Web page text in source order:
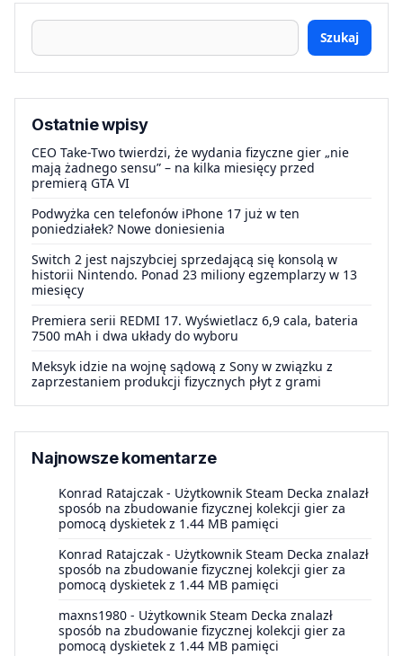
Szukaj
Ostatnie wpisy
CEO Take-Two twierdzi, że wydania fizyczne gier „nie
mają żadnego sensu” – na kilka miesięcy przed
premierą GTA VI
Podwyżka cen telefonów iPhone 17 już w ten
poniedziałek? Nowe doniesienia
Switch 2 jest najszybciej sprzedającą się konsolą w
historii Nintendo. Ponad 23 miliony egzemplarzy w 13
miesięcy
Premiera serii REDMI 17. Wyświetlacz 6,9 cala, bateria
7500 mAh i dwa układy do wyboru
Meksyk idzie na wojnę sądową z Sony w związku z
zaprzestaniem produkcji fizycznych płyt z grami
Najnowsze komentarze
Konrad Ratajczak - Użytkownik Steam Decka znalazł
sposób na zbudowanie fizycznej kolekcji gier za
pomocą dyskietek z 1.44 MB pamięci
Konrad Ratajczak - Użytkownik Steam Decka znalazł
sposób na zbudowanie fizycznej kolekcji gier za
pomocą dyskietek z 1.44 MB pamięci
maxns1980 - Użytkownik Steam Decka znalazł
sposób na zbudowanie fizycznej kolekcji gier za
pomocą dyskietek z 1.44 MB pamięci